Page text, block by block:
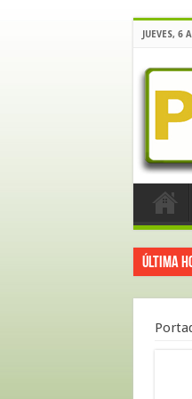
JUEVES, 6
Última